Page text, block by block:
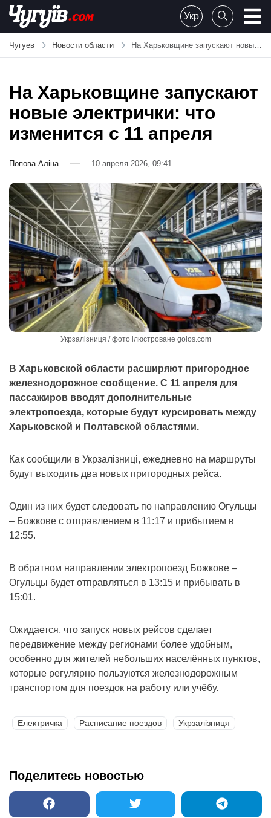
Skip
content
Chuguiv
Укр
Чугуев Новости области На Харьковщине запускают новые электрички: что изменится с 11 апреля
На Харьковщине запускают
новые электрички: что
изменится с 11 апреля
Попова Аліна 10 апреля 2026, 09:41
Укрзалізниця / фото ілюстроване golos.com
В Харьковской области расширяют пригородное
железнодорожное сообщение. С 11 апреля для
пассажиров вводят дополнительные
электропоезда, которые будут курсировать между
Харьковской и Полтавской областями.
Как сообщили в Укрзалізниці, ежедневно на маршруты
будут выходить два новых пригородных рейса.
Один из них будет следовать по направлению Огульцы
– Божкове с отправлением в 11:17 и прибытием в
12:55.
В обратном направлении электропоезд Божкове –
Огульцы будет отправляться в 13:15 и прибывать в
15:01.
Ожидается, что запуск новых рейсов сделает
передвижение между регионами более удобным,
особенно для жителей небольших населённых пунктов,
которые регулярно пользуются железнодорожным
транспортом для поездок на работу или учёбу.
Електричка Расписание поездов Укрзалізниця
Поделитесь новостью